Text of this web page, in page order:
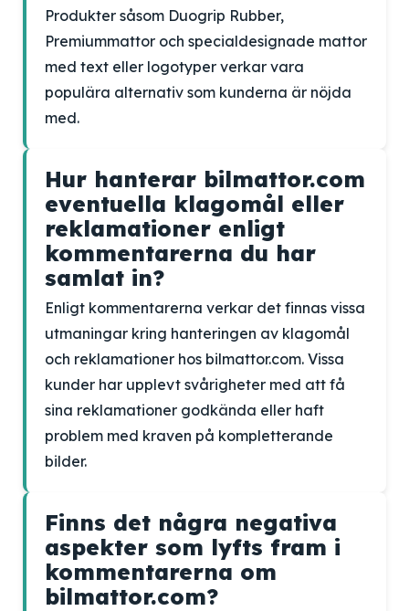
Produkter såsom Duogrip Rubber,
Premiummattor och specialdesignade mattor
med text eller logotyper verkar vara
populära alternativ som kunderna är nöjda
med.
Hur hanterar bilmattor.com
eventuella klagomål eller
reklamationer enligt
kommentarerna du har
samlat in?
Enligt kommentarerna verkar det finnas vissa
utmaningar kring hanteringen av klagomål
och reklamationer hos bilmattor.com. Vissa
kunder har upplevt svårigheter med att få
sina reklamationer godkända eller haft
problem med kraven på kompletterande
bilder.
Finns det några negativa
aspekter som lyfts fram i
kommentarerna om
bilmattor.com?